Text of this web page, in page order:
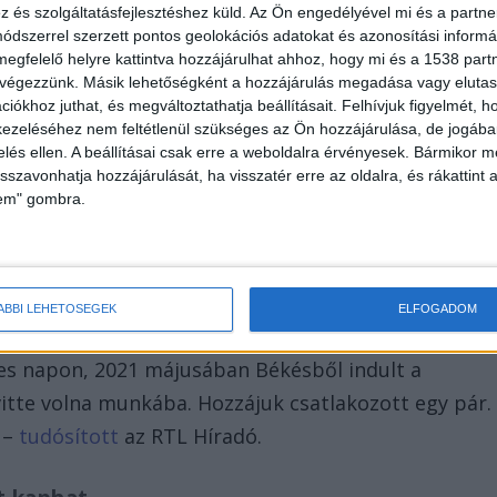
és szolgáltatásfejlesztéshez küld. Az Ön engedélyével mi és a
szerzett pontos geolokációs adatokat és azonosítási
helyre kattintva hozzájárulhat ahhoz, hogy mi és a 1538
Másik lehetőségként a hozzájárulás megadása vagy
juthat, és megváltoztathatja beállításait. Felhívjuk figyelmét,
nem feltétlenül szükséges az Ön hozzájárulása, de
ellen. A beállításai csak erre a weboldalra érvényesek. Bármikor
hozzájárulását, ha visszatér erre az oldalra, és rákattint
gombra.
LEHETŐSÉGEK ELFOGADOM
Az anyósülésen utazó 48 éves férfi azonnal
28 hónapja van kómában, állapota
napon, 2021 májusában Békésből indult a
volna munkába. Hozzájuk csatlakozott egy pár.
tudósított az RTL Híradó.